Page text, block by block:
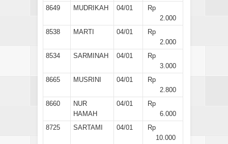
8649
MUDRIKAH 04/01
Rp
2.000
8538
MARTI 04/01
Rp
2.000
8534
SARMINAH 04/01
Rp
3.000
8665
MUSRINI 04/01
Rp
2.800
8660
NUR
HAMAH
04/01
Rp
6.000
8725
SARTAMI 04/01
Rp
10.000